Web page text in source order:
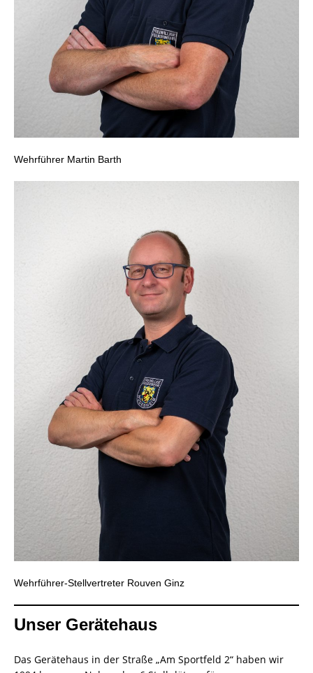
Wehrführer Martin Barth
Wehrführer-Stellvertreter Rouven Ginz
Unser Gerätehaus
Das Gerätehaus in der Straße „Am Sportfeld 2“ haben wir